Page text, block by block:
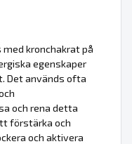
kronchakrat på
egenskaper
Det används ofta
och rena detta
förstärka och
och aktivera